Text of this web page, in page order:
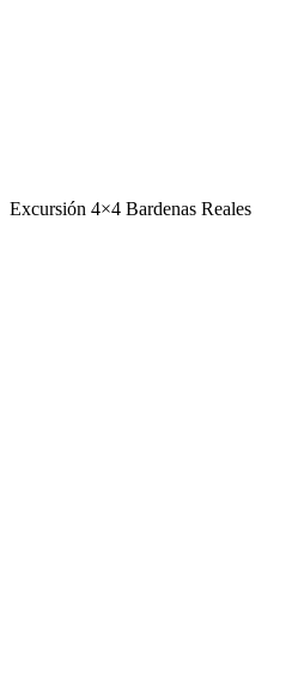
Excursión 4×4 Bardenas Reales